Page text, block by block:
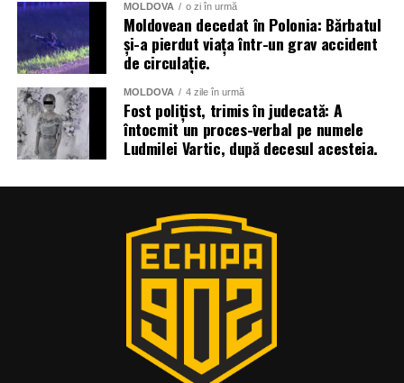
MOLDOVA o zi în urmă
Moldovean decedat în Polonia: Bărbatul
și-a pierdut viața într-un grav accident
de circulație.
MOLDOVA 4 zile în urmă
Fost polițist, trimis în judecată: A
întocmit un proces-verbal pe numele
Ludmilei Vartic, după decesul acesteia.